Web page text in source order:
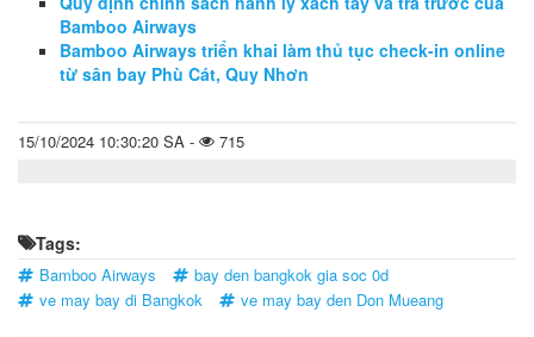
Bamboo Airways
Bamboo Airways triển khai làm thủ tục check-in online
từ sân bay Phù Cát, Quy Nhơn
15/10/2024 10:30:20 SA - 715
Tags:
Bamboo Airways
bay den bangkok gia soc 0d
ve may bay di Bangkok
ve may bay den Don Mueang